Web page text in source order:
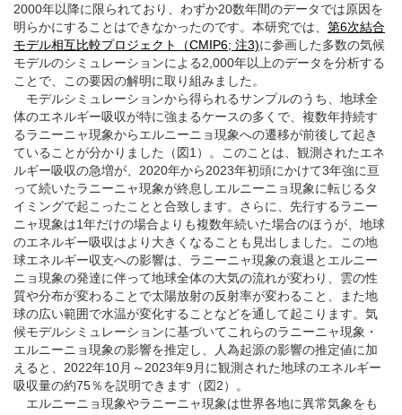
2000年以降に限られており、わずか20数年間のデータでは原因を
明らかにすることはできなかったのです。本研究では、 第6次結合
モデル相互比較プロジェクト（CMIP6; 注3)に参画した多数の気候
モデルのシミュレーションによる2,000年以上のデータを分析する
ことで、この要因の解明に取り組みました。
モデルシミュレーションから得られるサンプルのうち、地球全
体のエネルギー吸収が特に強まるケースの多くで、複数年持続す
るラニーニャ現象からエルニーニョ現象への遷移が前後して起き
ていることが分かりました（図1）。このことは、観測されたエネ
ルギー吸収の急増が、2020年から2023年初頭にかけて3年強に亘
って続いたラニーニャ現象が終息しエルニーニョ現象に転じるタ
イミングで起こったことと合致します。さらに、先行するラニー
ニャ現象は1年だけの場合よりも複数年続いた場合のほうが、地球
のエネルギー吸収はより大きくなることも見出しました。この地
球エネルギー収支への影響は、ラニーニャ現象の衰退とエルニー
ニョ現象の発達に伴って地球全体の大気の流れが変わり、雲の性
質や分布が変わることで太陽放射の反射率が変わること、また地
球の広い範囲で水温が変化することなどを通して起こります。気
候モデルシミュレーションに基づいてこれらのラニーニャ現象・
エルニーニョ現象の影響を推定し、人為起源の影響の推定値に加
えると、2022年10月～2023年9月に観測された地球のエネルギー
吸収量の約75％を説明できます（図2）。
エルニーニョ現象やラニーニャ現象は世界各地に異常気象をも